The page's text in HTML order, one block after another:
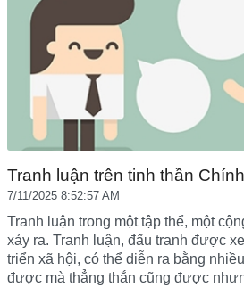
Tranh luận trên tinh thần
7/11/2025 8:52:57 AM
Tranh luận trong một tập thể, một
xảy ra. Tranh luận, đấu tranh được
triển xã hội, có thể diễn ra bằng
được mà thẳng thắn cũng được